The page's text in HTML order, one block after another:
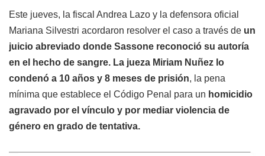
Este jueves, la fiscal Andrea Lazo y la defensora oficial
Mariana Silvestri acordaron resolver el caso a través de un
juicio abreviado donde Sassone reconoció su autoría
en el hecho de sangre. La jueza Miriam Nuñez lo
condenó a 10 años y 8 meses de prisión, la pena
mínima que establece el Código Penal para un homicidio
agravado por el vínculo y por mediar violencia de
género en grado de tentativa.